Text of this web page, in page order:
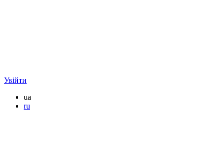
Увійти
ua
ru